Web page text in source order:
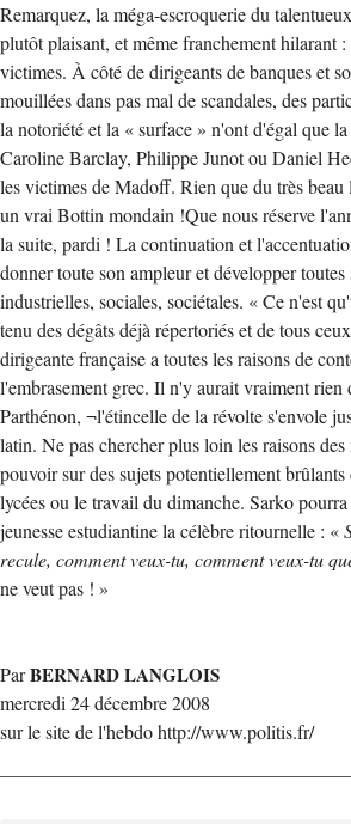
Remarquez, la méga-escroquerie du
plutôt plaisant, et même franchement hilarant :
victimes. À côté de dirigeants de banques et
mouillées dans pas mal de scandales, des
la notoriété et la « surface » n'ont d'égal que
Caroline Barclay, Philippe Junot ou Daniel
les victimes de Madoff. Rien que du très
un vrai Bottin mondain !Que nous réserve
la suite, pardi ! La continuation et
donner toute son ampleur et développer toutes
industrielles, sociales, sociétales. « Ce n'est
tenu des dégâts déjà répertoriés et de tous
dirigeante française a toutes les raisons de
l'embrasement grec. Il n'y aurait vraiment rien
Parthénon, ¬l'étincelle de la révolte s'envole
latin. Ne pas chercher plus loin les raisons
pouvoir sur des sujets potentiellement
lycées ou le travail du dimanche. Sarko
jeunesse estudiantine la célèbre ritournelle : «
recule, comment veux-tu, comment veux-tu
ne veut pas ! »
ParBERNARD LANGLOIS
mercredi 24 décembre 2008
sur le site de l'hebdo http://www.politis.fr/